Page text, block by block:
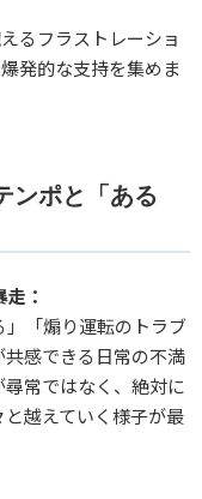
るフラストレーショ
発的な支持を集めま
ンポと「ある
：
」「煽り運転のトラブ
感できる日常の不満
常ではなく、絶対に
越えていく様子が最